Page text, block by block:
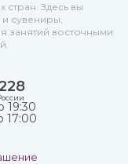
Здесь вы
сувениры,
занятий восточными
19:30
17:00